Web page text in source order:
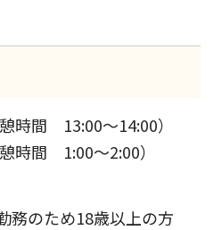
時間 13:00～14:00）
時間 1:00～2:00）
務のため18歳以上の方